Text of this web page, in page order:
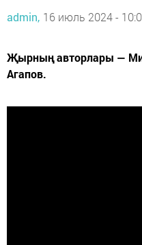
admin, 16 июль 2024 -
Җырның авторлары —
Агапов.